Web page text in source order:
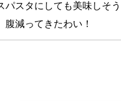
パスタにしても美味しそう
腹減ってきたわい！